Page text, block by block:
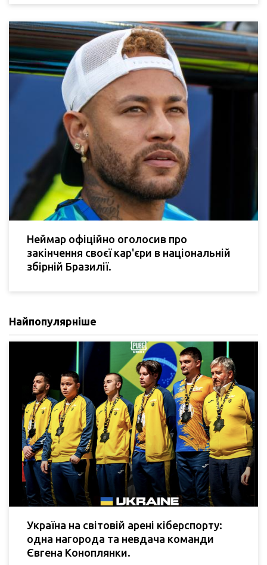
Неймар офіційно оголосив про
закінчення своєї кар'єри в національній
збірній Бразилії.
Найпопулярніше
Україна на світовій арені кіберспорту:
одна нагорода та невдача команди
Євгена Коноплянки.